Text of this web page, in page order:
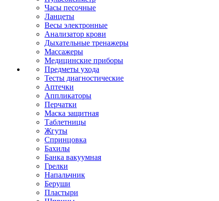
Часы песочные
Ланцеты
Весы электронные
Анализатор крови
Дыхательные тренажеры
Массажеры
Медицинские приборы
Предметы ухода
Тесты диагностические
Аптечки
Аппликаторы
Перчатки
Маска защитная
Таблетницы
Жгуты
Спринцовка
Бахилы
Банка вакуумная
Грелки
Напальчник
Беруши
Пластыри